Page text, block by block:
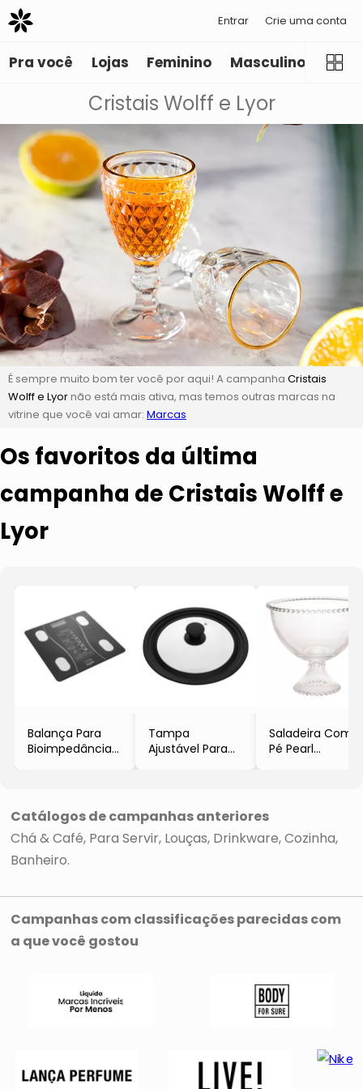
Entrar Crie uma conta
Pra você Lojas Feminino Masculino
Cristais Wolff e Lyor
É sempre muito bom ter você por aqui! A campanha Cristais
Wolff e Lyornão está mais ativa, mas temos outras marcas na
vitrine que você vai amar: Marcas
Os favoritos da última
campanha de Cristais Wolff e
Lyor
Balança Para
Bioimpedância
Tampa
Ajustável Para
Saladeira Com
Pé Pearl
Catálogos de campanhas anteriores
Chá & Café Para Servir Louças Drinkware Cozinha
Banheiro
Campanhas com classificações parecidas com
a que você gostou